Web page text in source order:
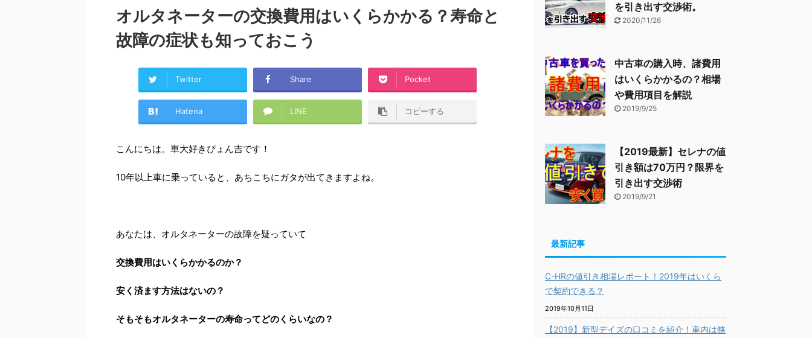
オルタネーターの交換費用はいくらかかる？寿命と
故障の症状も知っておこう
Twitter Share Pocket
Hatena LINE コピーする
こんにちは。車大好きぴょん吉です！
10年以上車に乗っていると、あちこちにガタが出てきますよね。
あなたは、オルタネーターの故障を疑っていて
交換費用はいくらかかるのか？
安く済ます方法はないの？
そもそもオルタネーターの寿命ってどのくらいなの？
を引き出す交渉術。
2020/11/26
中古車の購入時、諸費用
はいくらかかるの？相場
や費用項目を解説
2019/9/25
【2019最新】セレナの値
引き額は70万円？限界を
引き出す交渉術
2019/9/21
最新記事
C-HRの値引き相場レポート！2019年はいくら
で契約できる？
2019年10月11日
【2019】新型デイズの口コミを紹介！車内は狭